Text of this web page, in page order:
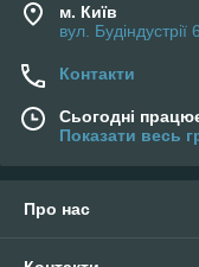
м. Київ
вул. Будіндустрії
Контакти
Сьогодні
Показати весь
Про нас